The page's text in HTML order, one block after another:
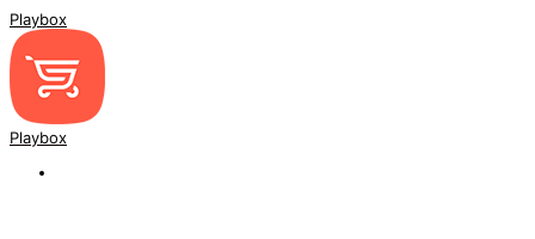
Playbox
Playbox